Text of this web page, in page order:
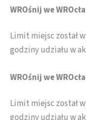
WROśnij we
Limit miejsc został
godziny udziału w
WROśnij we
Limit miejsc został
godziny udziału w